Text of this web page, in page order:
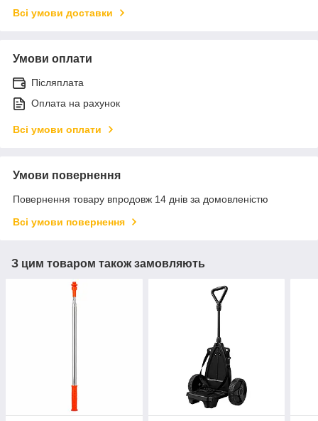
Всі умови доставки
Умови оплати
Післяплата
Оплата на рахунок
Всі умови оплати
Умови повернення
Повернення товару впродовж 14 днів за домовленістю
Всі умови повернення
З цим товаром також замовляють